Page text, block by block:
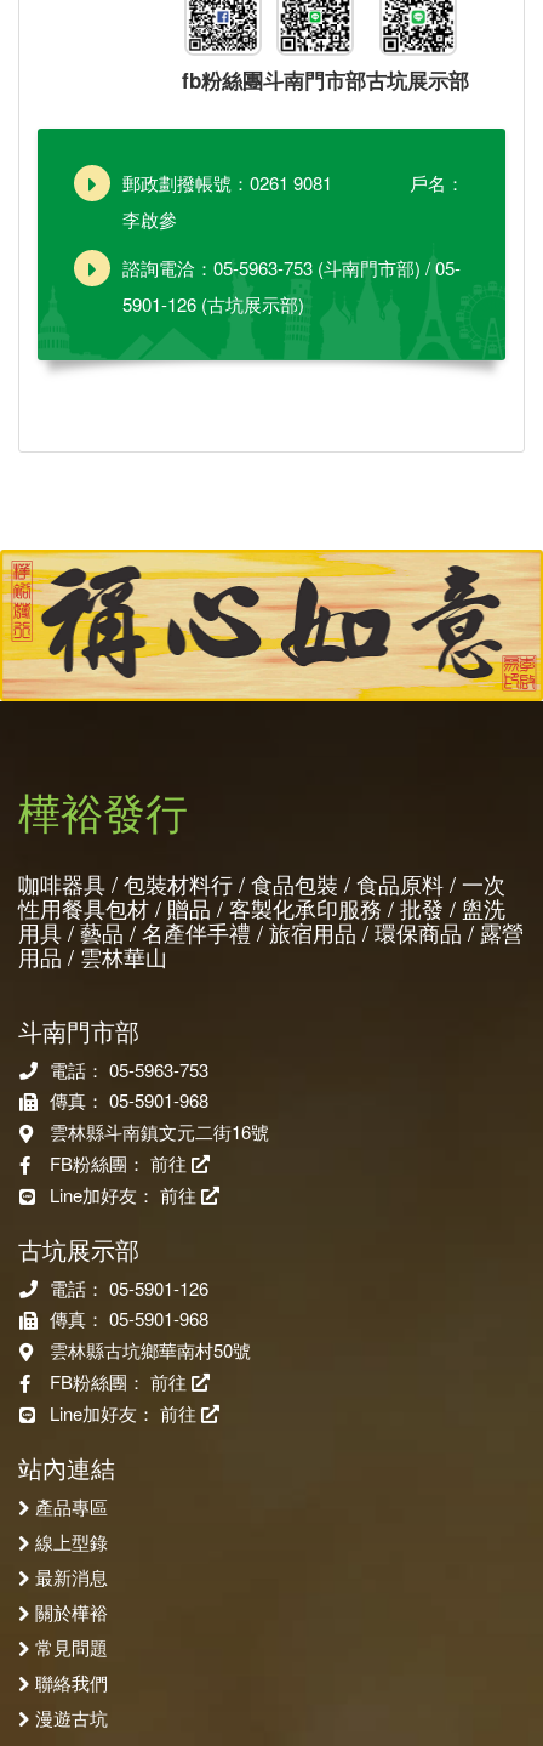
fb粉絲團斗南門市部古坑展示部
郵政劃撥帳號：0261 9081 戶名：
李啟參
諮詢電洽：05-5963-753 (斗南門市部) / 05-
5901-126 (古坑展示部)
樺裕發行
咖啡器具 / 包裝材料行 / 食品包裝 / 食品原料 / 一次
性用餐具包材 / 贈品 / 客製化承印服務 / 批發 / 盥洗
用具 / 藝品 / 名產伴手禮 / 旅宿用品 / 環保商品 / 露營
用品 / 雲林華山
斗南門市部
電話： 05-5963-753
傳真： 05-5901-968
雲林縣斗南鎮文元二街16號
FB粉絲團： 前往
Line加好友： 前往
古坑展示部
電話： 05-5901-126
傳真： 05-5901-968
雲林縣古坑鄉華南村50號
FB粉絲團： 前往
Line加好友： 前往
站內連結
產品專區
線上型錄
最新消息
關於樺裕
常見問題
聯絡我們
漫遊古坑